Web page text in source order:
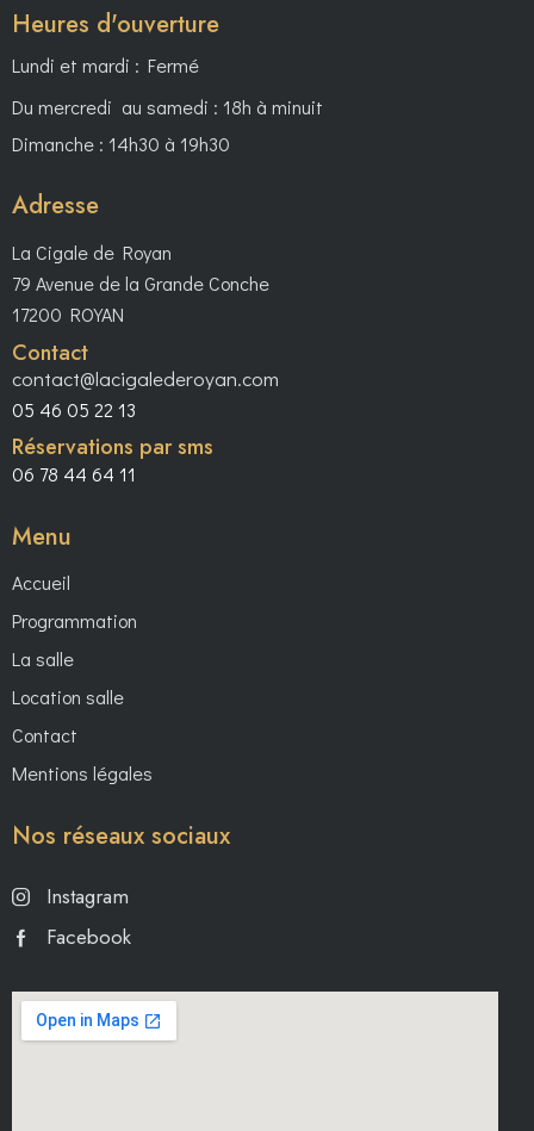
Heures d'ouverture
Lundi et mardi : Fermé
Du mercredi au samedi : 18h à minuit
Dimanche : 14h30 à 19h30
Adresse
La Cigale de Royan
79 Avenue de la Grande Conche
17200 ROYAN
Contact
contact@lacigalederoyan.com
05 46 05 22 13
Réservations par sms
06 78 44 64 11
Menu
Accueil
Programmation
La salle
Location salle
Contact
Mentions légales
Nos réseaux sociaux
Instagram
Facebook